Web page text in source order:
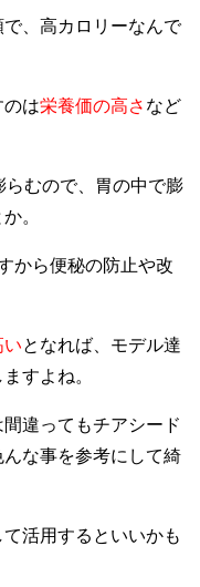
、高カロリーなんで
のは栄養価の高さ など
むので、胃の中で膨
。
から便秘の防止や改
いとなれば、モデル達
すよね。
違ってもチアシード
な事を参考にして綺
活用するといいかも